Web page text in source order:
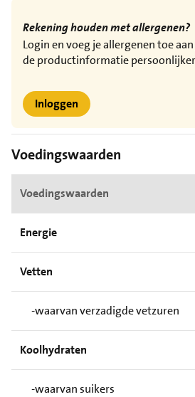
Rekening houden met allergenen?
Login en voeg je allergenen toe
de productinformatie
Inloggen
Voedingswaarden
Voedingswaarden
Energie
Vetten
-waarvan verzadigde vetzuren
Koolhydraten
-waarvan suikers